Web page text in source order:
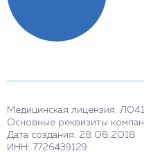
Медицинская лицензия:
Основные реквизиты
Дата создания: 28.08.2018
ИНН: 7726439129